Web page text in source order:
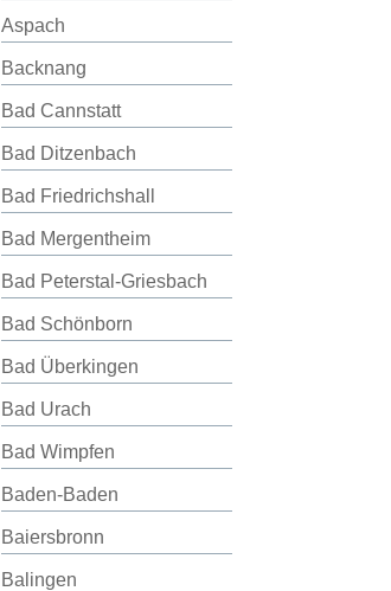
Aspach
Backnang
Bad Cannstatt
Bad Ditzenbach
Bad Friedrichshall
Bad Mergentheim
Bad Peterstal-Griesbach
Bad Schönborn
Bad Überkingen
Bad Urach
Bad Wimpfen
Baden-Baden
Baiersbronn
Balingen